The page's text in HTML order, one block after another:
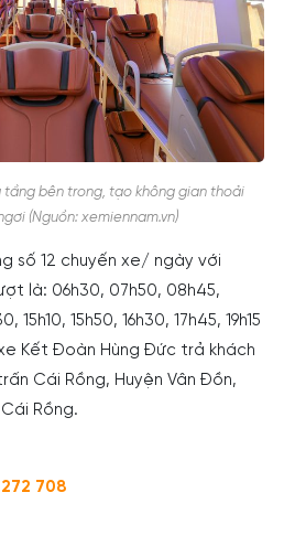
bên trong, tạo không gian thoải
(Nguồn: xemiennam.vn)
số 12 chuyến xe/ ngày với
là: 06h30, 07h50, 08h45,
15h10, 15h50, 16h30, 17h45, 19h15
Kết Đoàn Hùng Đức trả khách
Cái Rồng, Huyện Vân Đồn,
Rồng.
708